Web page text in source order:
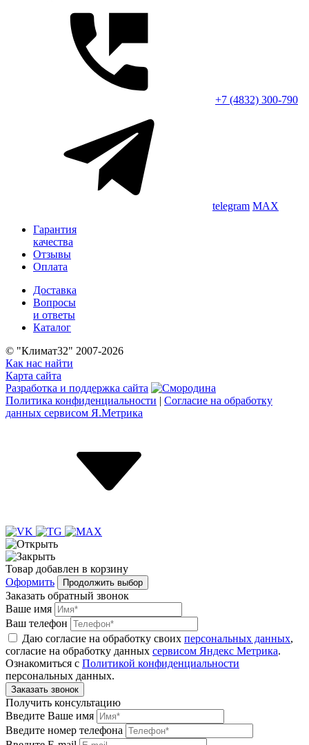
+7 (4832) 300-790
telegram MAX
Гарантия
качества
Отзывы
Оплата
Доставка
Вопросы
и ответы
Каталог
© "Климат32" 2007-2026
Как нас найти
Карта сайта
Разработка и поддержка сайта
Политика конфиденциальности | Согласие на обработку
данных сервисом Я.Метрика
Товар добавлен в корзину
Оформить
Продолжить выбор
Заказать обратный звонок
Ваше имя
Ваш телефон
Даю согласие на обработку своих персональных данных,
согласие на обработку данных сервисом Яндекс Метрика.
Ознакомиться с Политикой конфиденциальности
персональных данных.
Получить консультацию
Введите Ваше имя
Введите номер телефона